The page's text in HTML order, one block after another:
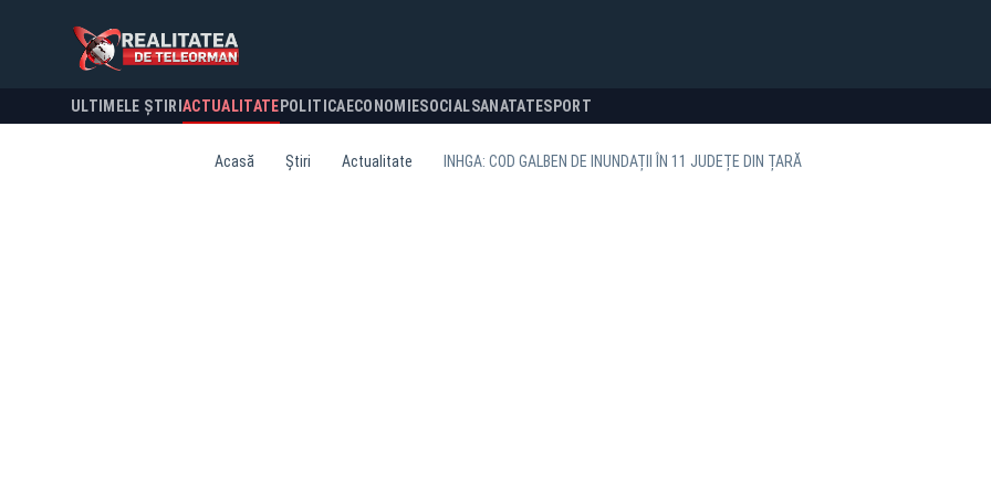
ULTIMELE ȘTIRI ACTUALITATE POLITICA ECONOMIESOCIALSANATATESPORT
Acasă Știri Actualitate INHGA: COD GALBEN DE INUNDAȚII ÎN 11 JUDEȚE DIN ȚARĂ